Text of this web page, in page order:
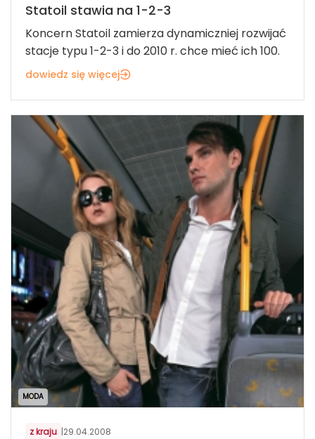
Statoil stawia na 1-2-3
Koncern Statoil zamierza dynamiczniej rozwijać
stacje typu 1-2-3 i do 2010 r. chce mieć ich 100.
dowiedz się więcej
MODA
z kraju |29.04.2008